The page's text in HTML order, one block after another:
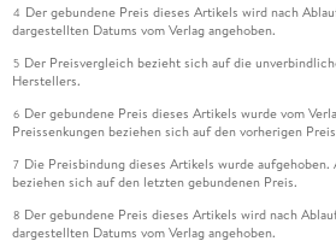
4 Der gebundene Preis dieses Artikels wird nach
dargestellten Datums vom Verlag angehoben.
5 Der Preisvergleich bezieht sich auf die
Herstellers.
6 Der gebundene Preis dieses Artikels wurde vom
Preissenkungen beziehen sich auf den vorherigen
7 Die Preisbindung dieses Artikels wurde aufgehoben.
beziehen sich auf den letzten gebundenen Preis.
8 Der gebundene Preis dieses Artikels wird nach
dargestellten Datums vom Verlag angehoben.